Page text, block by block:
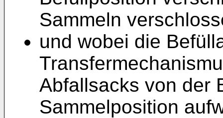
Sammeln
und wobei die
Abfallsacks von der
Sammelposition